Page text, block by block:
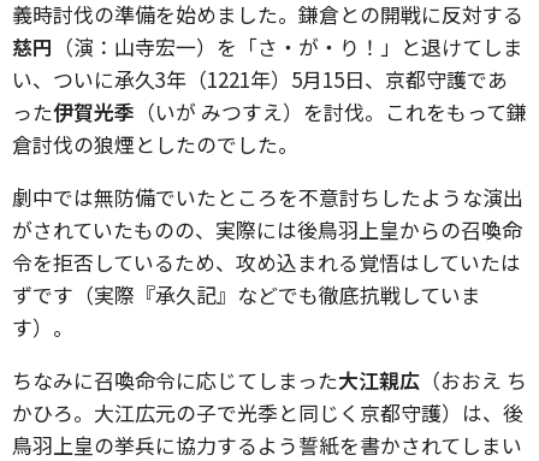
義時討伐の準備を始めました。鎌倉との開戦に反対する
慈円 （演：山寺宏一）を「さ・が・り！」と退けてしま
い、ついに承久3年（1221年）5月15日、京都守護であ
った伊賀光季 （いが みつすえ）を討伐。これをもって鎌
倉討伐の狼煙としたのでした。
劇中では無防備でいたところを不意討ちしたような演出
がされていたものの、実際には後鳥羽上皇からの召喚命
令を拒否しているため、攻め込まれる覚悟はしていたは
ずです（実際『承久記』などでも徹底抗戦していま
す）。
ちなみに召喚命令に応じてしまった大江親広 （おおえ ち
かひろ。大江広元の子で光季と同じく京都守護）は、後
鳥羽上皇の挙兵に協力するよう誓紙を書かされてしまい